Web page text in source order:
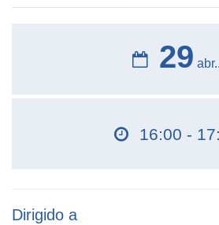
29 abr..
16:00 -
Dirigido a